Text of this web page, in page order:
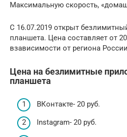
Максимальную скорость,
С 16.07.2019 открыт
планшета. Цена составляет от
взависимости от региона
Цена на безлимитные
планшета
ВКонтакте- 20 руб.
Instagram- 20 руб.